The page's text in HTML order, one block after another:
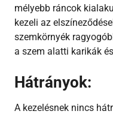
mélyebb ráncok
kezeli az
szemkörnyék
a szem alatti karikák
Hátrányok:
A kezelésnek nincs